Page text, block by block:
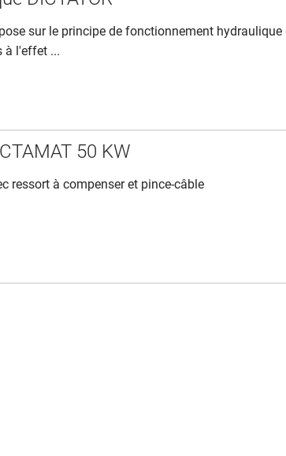
sur le principe de fonctionnement hydraulique
à l'effet ...
50 KW
ressort à compenser et pince-câble